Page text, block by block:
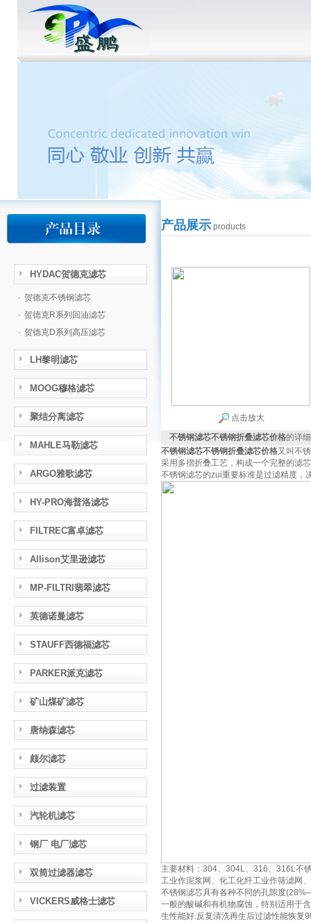
HYDAC贺德克滤芯
· 贺德克不锈钢滤芯
· 贺德克R系列回油滤芯
· 贺德克D系列高压滤芯
LH黎明滤芯
MOOG穆格滤芯
聚结分离滤芯
MAHLE马勒滤芯
ARGO雅歌滤芯
HY-PRO海普洛滤芯
FILTREC富卓滤芯
Allison艾里逊滤芯
MP-FILTRI翡翠滤芯
英德诺曼滤芯
STAUFF西德福滤芯
PARKER派克滤芯
矿山煤矿滤芯
唐纳森滤芯
颇尔滤芯
过滤装置
汽轮机滤芯
钢厂 电厂滤芯
双筒过滤器滤芯
VICKERS威格士滤芯
产品展示 products
点击放大
不锈钢滤芯不锈钢折叠滤芯价格的详
不锈钢滤芯不锈钢折叠滤芯价格又叫不
采用多摺折叠工艺，构成一个完整的滤
不锈钢滤芯的zui重要标准是过滤精度，
主要材料：304、304L、316、316L不
工业作泥浆网、化工化纤工业作筛滤网
不锈钢滤芯具有各种不同的孔隙度
一般的酸碱和有机物腐蚀，特别适用于
生性能好.反复清洗再生后过滤性能恢复